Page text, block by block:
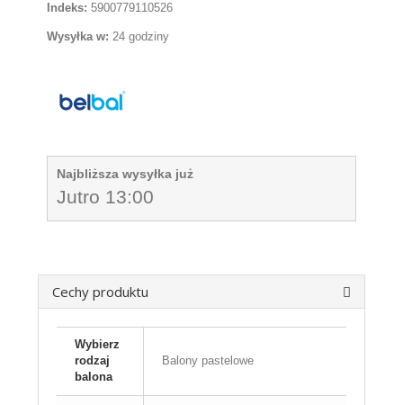
Indeks: 5900779110526
Wysyłka w: 24 godziny
Najbliższa wysyłka już
Jutro 13:00
Cechy produktu
Wybierz
rodzaj
balona
Balony pastelowe